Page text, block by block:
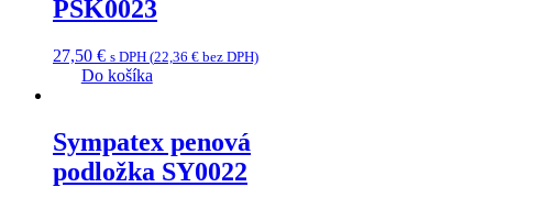
PSK0023
27,50 € s DPH (22,36 € bez DPH)
Do košíka
Sympatex penová
podložka SY0022